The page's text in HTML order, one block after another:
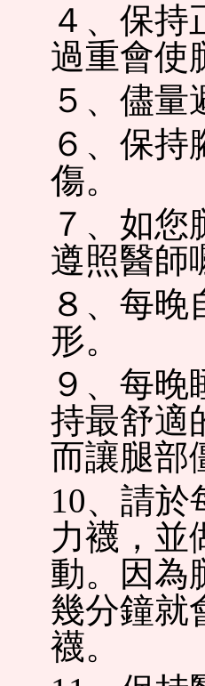
４、保
過重會使
５、儘量
６、保持
傷。
７、如
遵照醫師
８、每
形。
９、每晚
持最舒適
而讓腿部
10、請於
力襪，並
動。因為
幾分鐘就
襪。